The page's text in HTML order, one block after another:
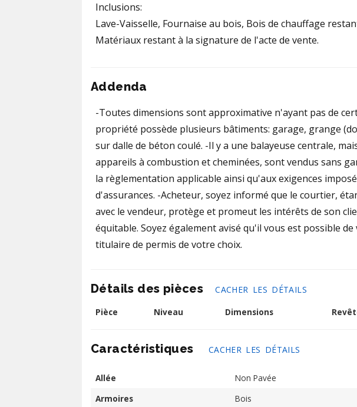
Inclusions:
Lave-Vaisselle, Fournaise au bois, Bois de chauffage
Matériaux restant à la signature de l'acte de vente.
Addenda
-Toutes dimensions sont approximative n'ayant pas de
propriété possède plusieurs bâtiments: garage, grange
sur dalle de béton coulé. -Il y a une balayeuse centrale,
appareils à combustion et cheminées, sont vendus sans
la règlementation applicable ainsi qu'aux exigences
d'assurances. -Acheteur, soyez informé que le courtier,
avec le vendeur, protège et promeut les intérêts de son
équitable. Soyez également avisé qu'il vous est possible
titulaire de permis de votre choix.
Détails des pièces
CACHER LES DÉTAILS
Pièce
Niveau Dimensions
Caractéristiques CACHER LES DÉTAILS
Allée
Non Pavée
Armoires
Bois